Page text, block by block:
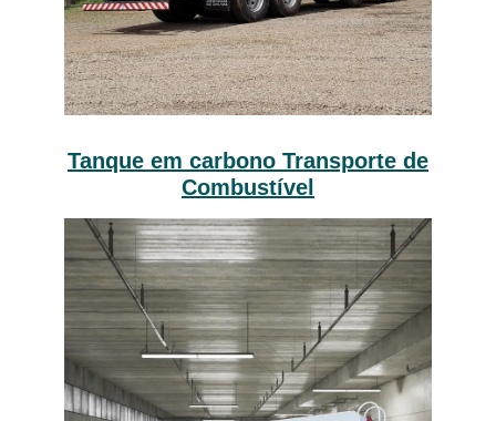
Tanque em carbono Transporte de
Combustível